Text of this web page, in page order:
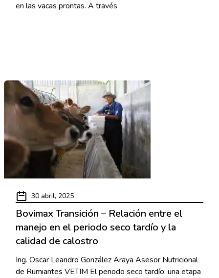
en las vacas prontas. A través
30 abril, 2025
Bovimax Transición – Relación entre el
manejo en el periodo seco tardío y la
calidad de calostro
Ing. Oscar Leandro González Araya Asesor Nutricional
de Rumiantes VETIM El periodo seco tardío: una etapa